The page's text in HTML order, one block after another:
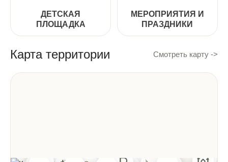
ДЕТСКАЯ
ПЛОЩАДКА
МЕРОПРИЯТИЯ И
ПРАЗДНИКИ
Карта территории Смотреть карту ->